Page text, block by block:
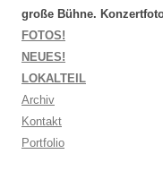
große Bühne.
FOTOS!
NEUES!
LOKALTEIL
Archiv
Kontakt
Portfolio